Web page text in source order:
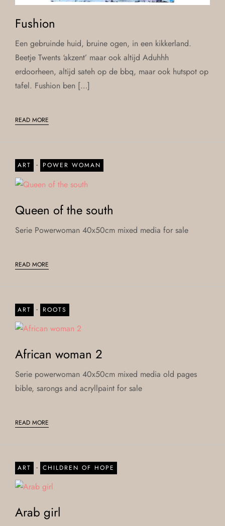
Fushion
Een gebruinde huid, bruine ogen, in een kikkerland.
Beetje Twents ‘akzent’ maar ook altijd Aduhhh
erdoorheen, altijd sateh op de bbq, maar ook hutspot op
tafel. Fushion ben […]
READ MORE
ART - POWER WOMAN
Queen of the south
Serie Powerwoman 40x50cm mixed media for sale
READ MORE
ART - ROOTS
African woman 2
Serie powerwoman 40x50cm mixed media old pages
bible, sarongs and acryllpaint for sale
READ MORE
ART - CHILDREN OF HOPE
Arab girl